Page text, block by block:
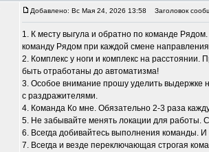
Добавлено: Вс Мая 24, 2026 13:58 Заголовок
1. К месту выгула и обратно по команде
команду Рядом при каждой смене
2. Комплекс у ноги и комплекс на
быть отработаны до автоматизма!
3. Особое внимание прошу уделить выдержке
с раздражителями.
4. Команда Ко мне. Обязательно 2-3 раза
5. Не забывайте менять локации для работы.
6. Всегда добивайтесь выполнения команды.
7. Всегда и везде переключающая строгая